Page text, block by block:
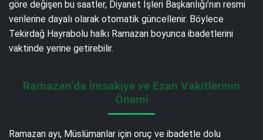
göre değişen bu saatler, Diyanet İşleri Başkanlığı’nın resmi
verilerine dayalı olarak otomatik güncellenir. Böylece
Tekirdağ Hayrabolu halkı Ramazan boyunca ibadetlerini
vaktinde yerine getirebilir.
Ramazan’da İmsakiye ve Ezan Vakitlerinin
Önemi
Ramazan ayı, Müslümanlar için oruç ve ibadetle dolu